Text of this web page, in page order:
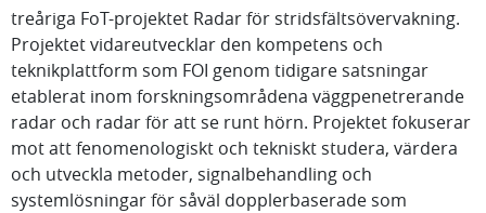
treåriga FoT-projektet Radar för stridsfältsövervakning.
Projektet vidareutvecklar den kompetens och
teknikplattform som FOI genom tidigare satsningar
etablerat inom forskningsområdena väggpenetrerande
radar och radar för att se runt hörn. Projektet fokuserar
mot att fenomenologiskt och tekniskt studera, värdera
och utveckla metoder, signalbehandling och
systemlösningar för såväl dopplerbaserade som